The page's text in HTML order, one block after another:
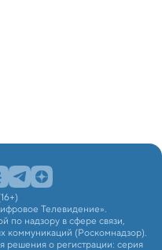
Телевидение».
по надзору в сфере связи,
коммуникаций (Роскомнадзор).
решения о регистрации: серия